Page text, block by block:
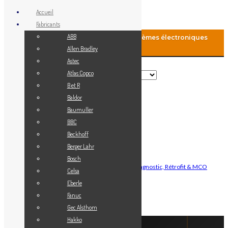
MCO-Automation: Fourniture de systèmes électroniques
industriels
Rechercher
Vendez votre matériel
Maintenance Automatisme Industriel — Diagnostic, Rétrofit & MCO
Accueil
Fabricants
ABB
Allen Bradley
Astec
Atlas Copco
B et R
Baldor
Baumuller
BBC
Beckhoff
Berger Lahr
Bosch
Celsa
Eberle
Fanuc
Gec Alsthom
Hakko